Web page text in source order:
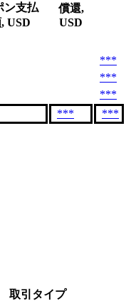
ン支払
USD
償還,
USD
***
***
***
***
***
取引タイプ